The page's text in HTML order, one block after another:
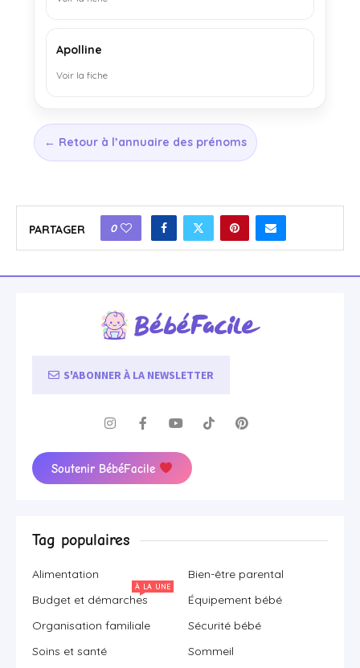
Apolline
Voir la fiche
← Retour à l’annuaire des prénoms
PARTAGER 0
S'ABONNER À LA NEWSLETTER
Soutenir BébéFacile
Tag populaires
Alimentation
Bien-être parental
Budget et démarches
À LA UNE
Équipement bébé
Organisation familiale
Sécurité bébé
Soins et santé
Sommeil